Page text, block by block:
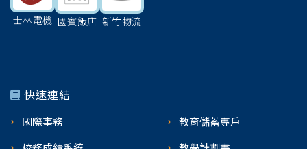
士林電機 國賓飯店 新竹物流
快速連結
國際事務
教育儲蓄專戶